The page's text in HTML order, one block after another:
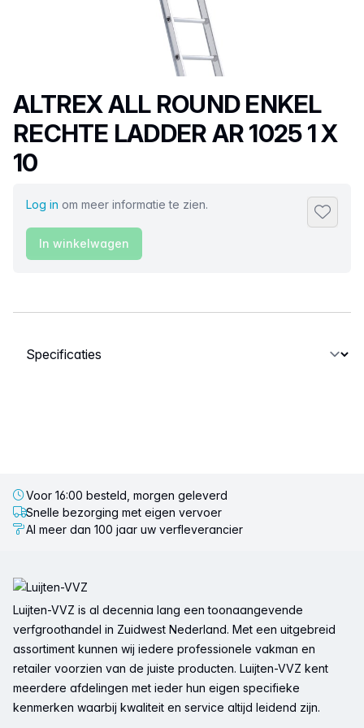
Productnaam
ALTREX ALL ROUND ENKEL
RECHTE LADDER AR 1025 1 X
10
Log in om meer informatie te zien.
In winkelwagen
Selecteer een tabblad
Voor 16:00 besteld, morgen geleverd
Snelle bezorging met eigen vervoer
Al meer dan 100 jaar uw verfleverancier
Luijten-VVZ is al decennia lang een toonaangevende
verfgroothandel in Zuidwest Nederland. Met een uitgebreid
assortiment kunnen wij iedere professionele vakman en
retailer voorzien van de juiste producten. Luijten-VVZ kent
meerdere afdelingen met ieder hun eigen specifieke
kenmerken waarbij kwaliteit en service altijd leidend zijn.